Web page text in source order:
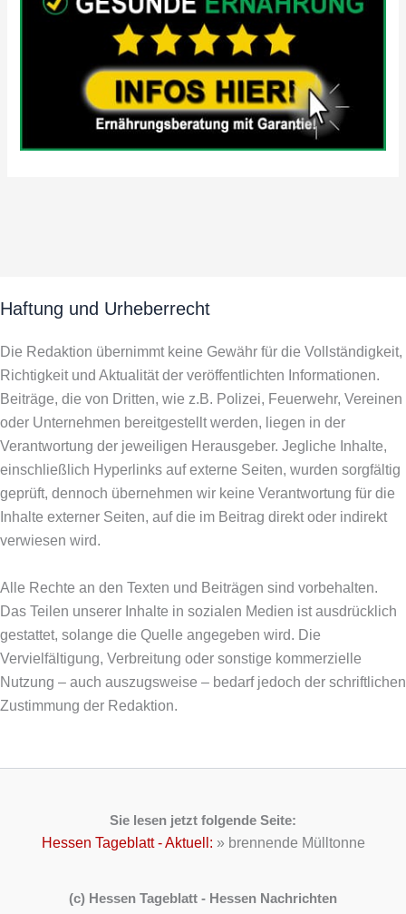
Haftung und Urheberrecht
Die Redaktion übernimmt keine Gewähr für die Vollständigkeit,
Richtigkeit und Aktualität der veröffentlichten Informationen.
Beiträge, die von Dritten, wie z.B. Polizei, Feuerwehr, Vereinen
oder Unternehmen bereitgestellt werden, liegen in der
Verantwortung der jeweiligen Herausgeber. Jegliche Inhalte,
einschließlich Hyperlinks auf externe Seiten, wurden sorgfältig
geprüft, dennoch übernehmen wir keine Verantwortung für die
Inhalte externer Seiten, auf die im Beitrag direkt oder indirekt
verwiesen wird.
Alle Rechte an den Texten und Beiträgen sind vorbehalten.
Das Teilen unserer Inhalte in sozialen Medien ist ausdrücklich
gestattet, solange die Quelle angegeben wird. Die
Vervielfältigung, Verbreitung oder sonstige kommerzielle
Nutzung – auch auszugsweise – bedarf jedoch der schriftlichen
Zustimmung der Redaktion.
Sie lesen jetzt folgende Seite:
Hessen Tageblatt - Aktuell: » brennende Mülltonne
(c) Hessen Tageblatt - Hessen Nachrichten